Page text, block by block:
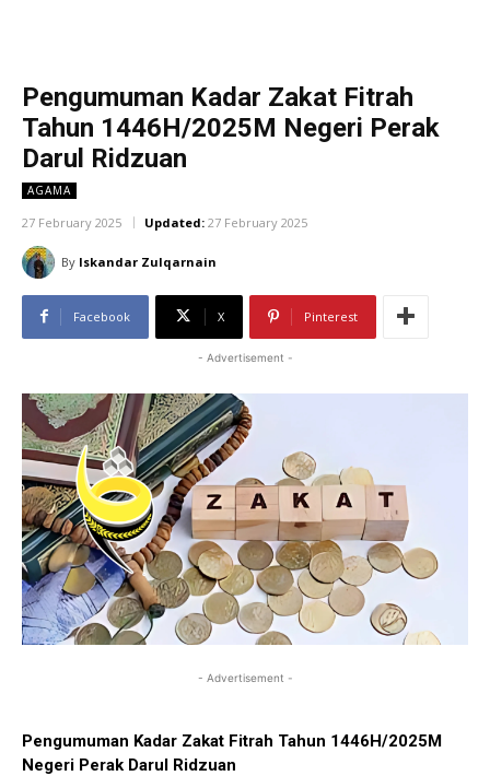
Pengumuman Kadar Zakat Fitrah
Tahun 1446H/2025M Negeri Perak
Darul Ridzuan
AGAMA
27 February 2025 Updated: 27 February 2025
By Iskandar Zulqarnain
Facebook X Pinterest
- Advertisement -
- Advertisement -
Pengumuman Kadar Zakat Fitrah Tahun 1446H/2025M
Negeri Perak Darul Ridzuan